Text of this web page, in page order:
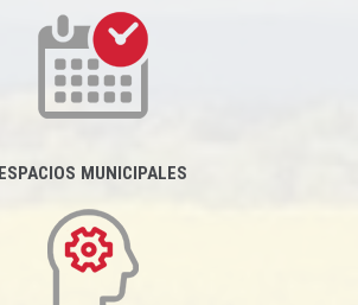
ESPACIOS MUNICIPALES